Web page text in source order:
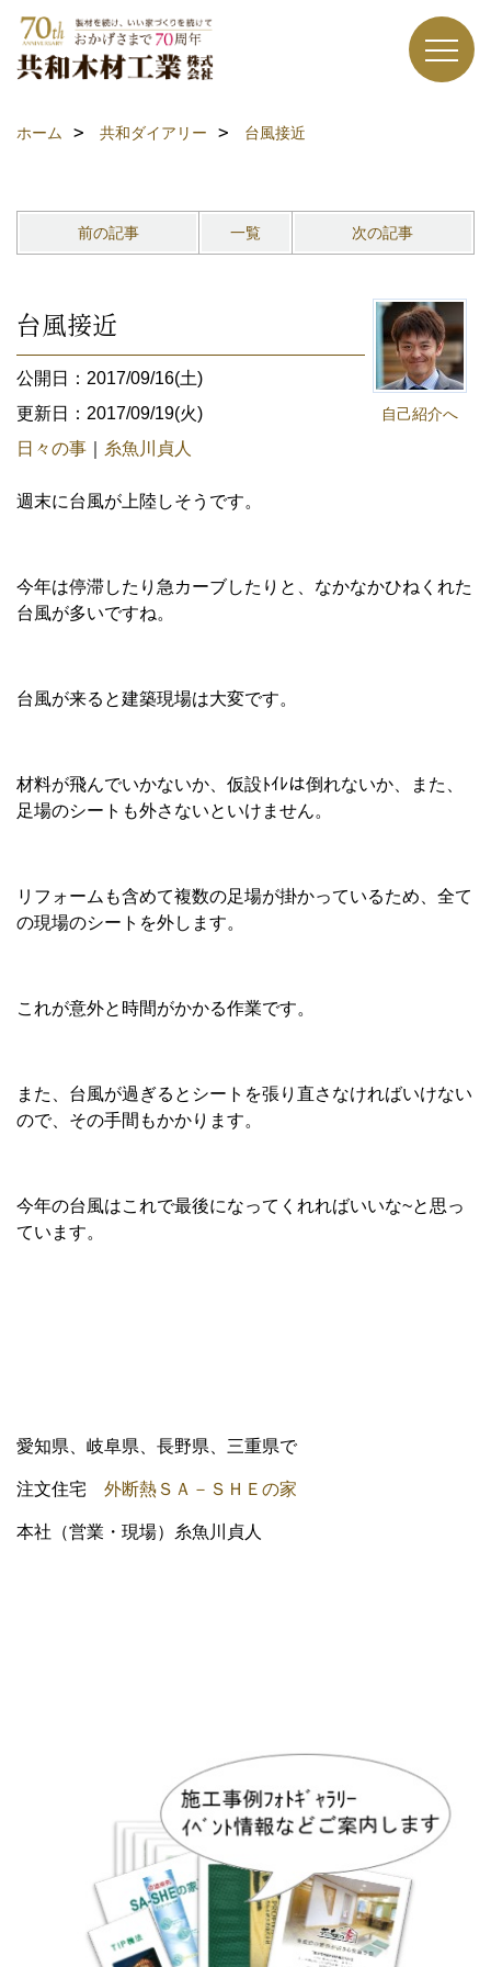
ホーム 共和ダイアリー 台風接近
前の記事 一覧 次の記事
自己紹介へ
台風接近
公開日：2017/09/16(土)
更新日：2017/09/19(火)
日々の事
糸魚川貞人
週末に台風が上陸しそうです。
今年は停滞したり急カーブしたりと、なかなかひねくれた
台風が多いですね。
台風が来ると建築現場は大変です。
材料が飛んでいかないか、仮設ﾄｲﾚは倒れないか、また、
足場のシートも外さないといけません。
リフォームも含めて複数の足場が掛かっているため、全て
の現場のシートを外します。
これが意外と時間がかかる作業です。
また、台風が過ぎるとシートを張り直さなければいけない
ので、その手間もかかります。
今年の台風はこれで最後になってくれればいいな~と思っ
ています。
愛知県、岐阜県、長野県、三重県で
注文住宅 外断熱ＳＡ－ＳＨＥの家
本社（営業・現場）糸魚川貞人